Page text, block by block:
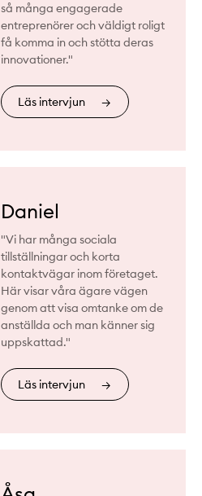
så många engagerade
entreprenörer och väldigt roligt
få komma in och stötta deras
innovationer."
Läs intervjun →
Daniel
"Vi har många sociala
tillställningar och korta
kontaktvägar inom företaget.
Här visar våra ägare vägen
genom att visa omtanke om de
anställda och man känner sig
uppskattad."
Läs intervjun →